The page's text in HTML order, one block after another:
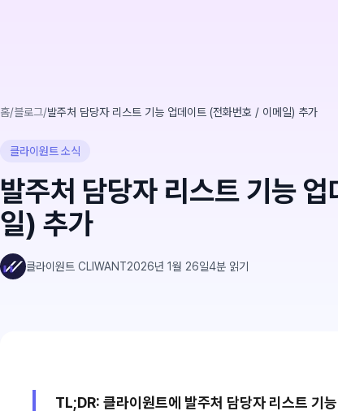
홈/블로그/발주처 담당자 리스트 기능 업데이트 (전화번호 / 이메일) 추가
클라이원트 소식
발주처 담당자 리스트 기능
일) 추가
클라이원트 CLIWANT2026년 1월 26일4분 읽기
TL;DR: 클라이원트에 발주처 담당자 리스트 기